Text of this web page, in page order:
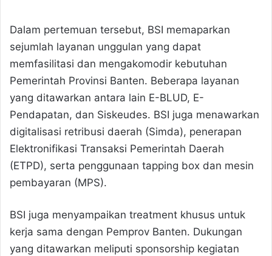
Dalam pertemuan tersebut, BSI memaparkan
sejumlah layanan unggulan yang dapat
memfasilitasi dan mengakomodir kebutuhan
Pemerintah Provinsi Banten. Beberapa layanan
yang ditawarkan antara lain E-BLUD, E-
Pendapatan, dan Siskeudes. BSI juga menawarkan
digitalisasi retribusi daerah (Simda), penerapan
Elektronifikasi Transaksi Pemerintah Daerah
(ETPD), serta penggunaan tapping box dan mesin
pembayaran (MPS).
BSI juga menyampaikan treatment khusus untuk
kerja sama dengan Pemprov Banten. Dukungan
yang ditawarkan meliputi sponsorship kegiatan